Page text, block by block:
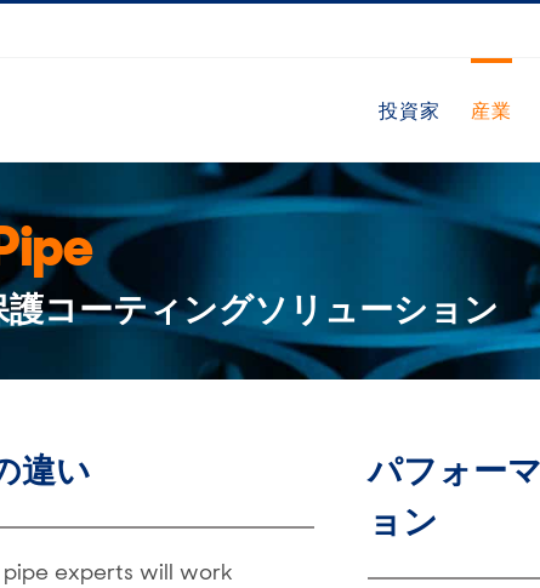
投資家 産業
コーティングソリューション
違い
experts will work
パフォー
ョン